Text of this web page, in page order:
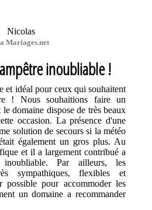
Nicolas
Mariages.net
inoubliable !
et idéal pour ceux qui souhaitent
! Nous souhaitions faire un
domaine dispose de très beaux
occasion. La présence d'une
solution de secours si la météo
également un gros plus. Au
et il a largement contribué a
Par ailleurs, les
sympathiques, flexibles et
possible pour accommoder les
un domaine a recommander